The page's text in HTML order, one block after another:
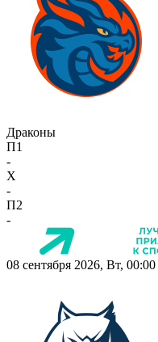
Драконы
П1
-
X
-
П2
-
08 сентября 2026, Вт, 00:00